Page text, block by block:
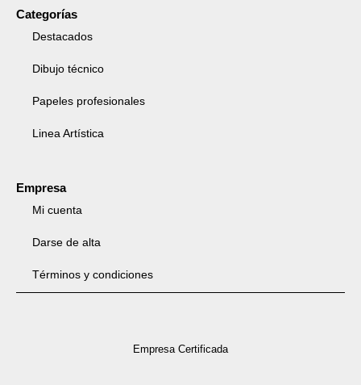
Categorías
Destacados
Dibujo técnico
Papeles profesionales
Linea Artística
Empresa
Mi cuenta
Darse de alta
Términos y condiciones
Empresa Certificada